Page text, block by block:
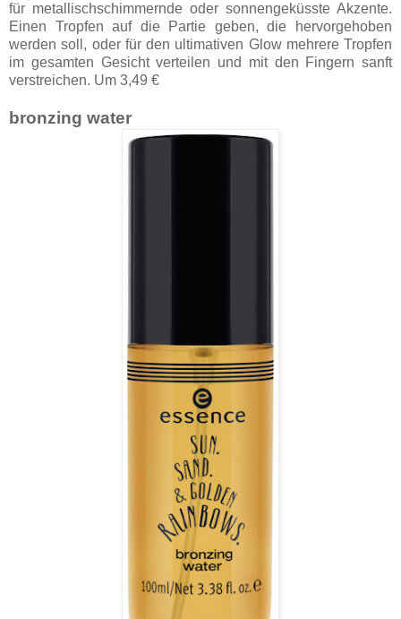
für metallischschimmernde oder sonnengeküsste Akzente.
Einen Tropfen auf die Partie geben, die hervorgehoben
werden soll, oder für den ultimativen Glow mehrere Tropfen
im gesamten Gesicht verteilen und mit den Fingern sanft
verstreichen. Um 3,49 €
bronzing water